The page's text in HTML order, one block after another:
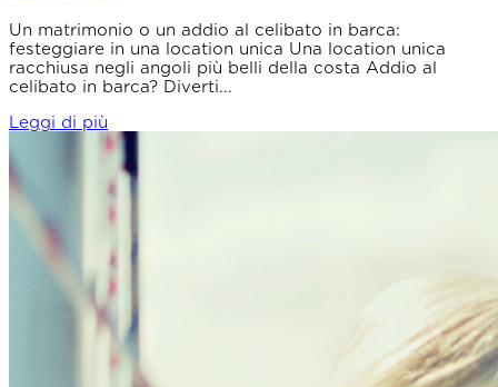
Un matrimonio o un addio al celibato in barca:
festeggiare in una location unica Una location unica
racchiusa negli angoli più belli della costa Addio al
celibato in barca? Diverti...
Leggi di più